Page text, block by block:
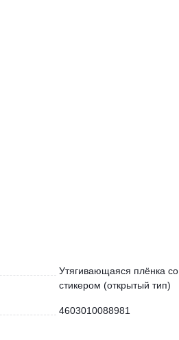
Утягивающаяся плёнка со
стикером (открытый тип)
4603010088981